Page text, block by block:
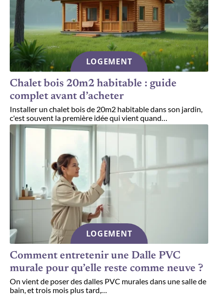
LOGEMENT
Chalet bois 20m2 habitable : guide
complet avant d’acheter
Installer un chalet bois de 20m2 habitable dans son jardin,
c'est souvent la première idée qui vient quand
LOGEMENT
Comment entretenir une Dalle PVC
murale pour qu’elle reste comme neuve ?
On vient de poser des dalles PVC murales dans une salle de
bain, et trois mois plus tard,